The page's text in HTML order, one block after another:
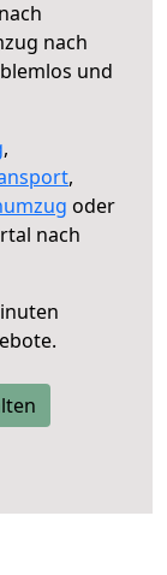
nach
und
,
,
oder
nach